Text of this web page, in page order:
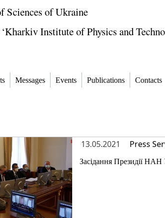
Sciences of Ukraine
Institute of Physics and
Messages Events Publications Contacts
13.05.2021 Press
Засідання Президії